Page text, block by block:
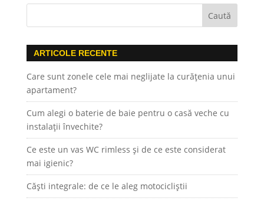
ARTICOLE RECENTE
Care sunt zonele cele mai neglijate la curățenia unui
apartament?
Cum alegi o baterie de baie pentru o casă veche cu
instalații învechite?
Ce este un vas WC rimless și de ce este considerat
mai igienic?
Căști integrale: de ce le aleg motocicliștii